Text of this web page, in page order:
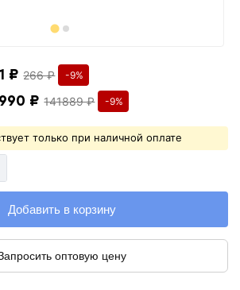
₽ 266 ₽ -9%
₽ 141889 ₽ -9%
только при наличной оплате
Добавить в корзину
оптовую цену